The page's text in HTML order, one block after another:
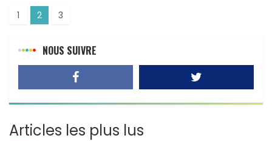
1 2 3
NOUS SUIVRE
Articles les plus lus